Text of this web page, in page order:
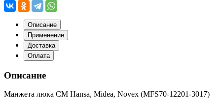
Описание
Применение
Доставка
Оплата
Описание
Манжета люка СМ Hansa, Midea, Novex (MFS70-12201-3017)